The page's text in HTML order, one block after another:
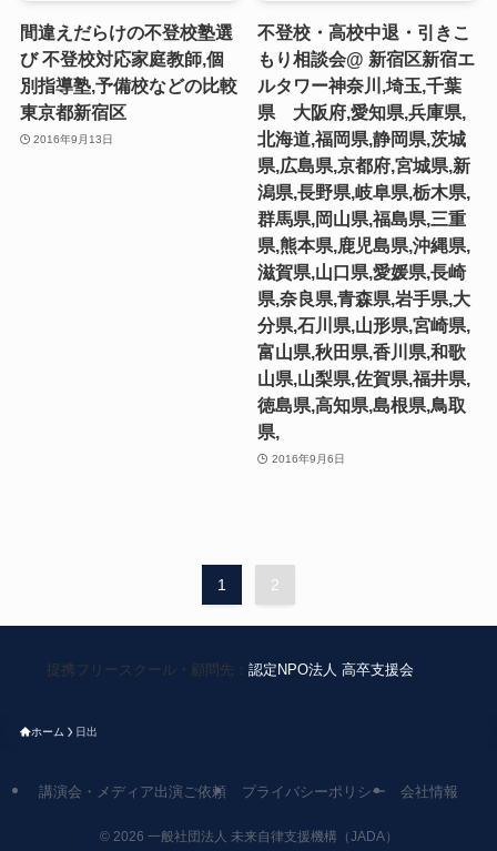
間違えだらけの不登校塾選
び 不登校対応家庭教師,個
別指導塾,予備校などの比較
東京都新宿区
2016年9月13日
不登校・高校中退・引きこ
もり相談会@ 新宿区新宿エ
ルタワー神奈川,埼玉,千葉
県 大阪府,愛知県,兵庫県,
北海道,福岡県,静岡県,茨城
県,広島県,京都府,宮城県,新
潟県,長野県,岐阜県,栃木県,
群馬県,岡山県,福島県,三重
県,熊本県,鹿児島県,沖縄県,
滋賀県,山口県,愛媛県,長崎
県,奈良県,青森県,岩手県,大
分県,石川県,山形県,宮崎県,
富山県,秋田県,香川県,和歌
山県,山梨県,佐賀県,福井県,
徳島県,高知県,島根県,鳥取
県,
2016年9月6日
1 2
提携フリースクール・顧問先： 認定NPO法人 高卒支援会
ホーム 日出
講演会・メディア出演ご依頼 プライバシーポリシー 会社情報
©2026 一般社団法人 未来自律支援機構（JADA）